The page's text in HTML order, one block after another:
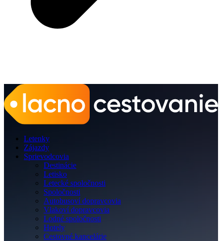
Letenky
Zájazdy
Sprievodcovia
Destinácie
Letisko
Letecké spoločnosti
Spoločnosti
Autobusoví dopravcovia
Vlakoví dopravcovia
Lodné spoločnosti
Hotely
Cestovné kancelárie